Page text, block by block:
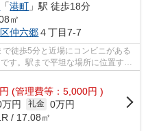
「港町 」駅 徒歩18分
㎡
仲六郷４丁目7-7
徒歩5分と近場にコンビニがある
す。駅まで平坦な場所に位置する
円 (管理費等：5,000円 )
万円 礼金 0万円
/ 17.08㎡